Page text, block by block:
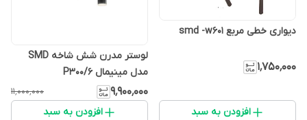
دیواری خطی مربع smd -w601
۱٬۷۵۰٬۰۰۰
افزودن به سبد
لوستر مدرن شش شاخه SMD
مدل مینیمال P300/6
۹٬۹۰۰٬۰۰۰ ۱۱٬۰۰۰٬۰۰۰
افزودن به سبد